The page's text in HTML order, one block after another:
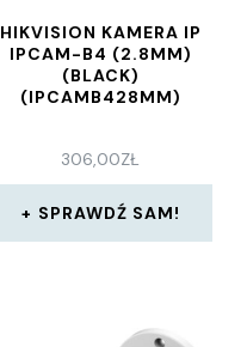
HIKVISION KAMERA IP
IPCAM-B4 (2.8MM)
(BLACK)
(IPCAMB428MM)
306,00ZŁ
SPRAWDŹ SAM!